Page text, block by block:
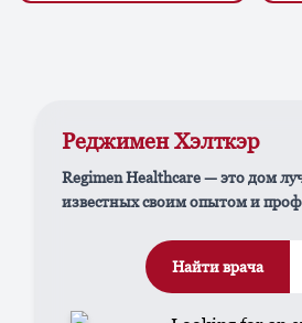
Реджимен Хэлткэр
Regimen Healthcare — это дом
известных своим опытом и
Найти врача